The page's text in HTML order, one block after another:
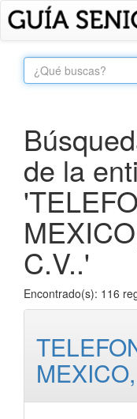
de la
C.V..'
Encontrado(s): 116